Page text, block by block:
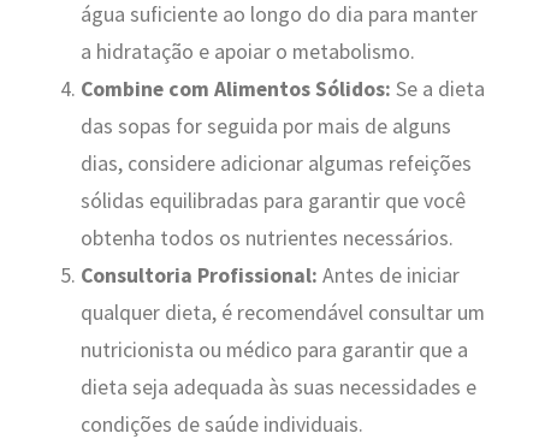
água suficiente ao longo do dia para manter
a hidratação e apoiar o metabolismo.
Combine com Alimentos Sólidos: Se a dieta
das sopas for seguida por mais de alguns
dias, considere adicionar algumas refeições
sólidas equilibradas para garantir que você
obtenha todos os nutrientes necessários.
Consultoria Profissional: Antes de iniciar
qualquer dieta, é recomendável consultar um
nutricionista ou médico para garantir que a
dieta seja adequada às suas necessidades e
condições de saúde individuais.